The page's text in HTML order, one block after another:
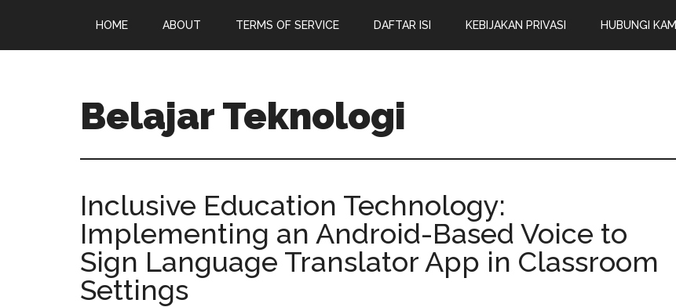
HOME ABOUT TERMS OF SERVICE DAFTAR ISI KEBIJAKAN PRIVASI HUBUNGI KAMI
Belajar Teknologi
Inclusive Education Technology:
Implementing an Android-Based Voice to
Sign Language Translator App in Classroom
Settings